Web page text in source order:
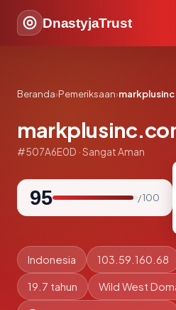
DnastyjaTrust
Beranda›Pemeriksaan›
#507A6E0D · Sangat Aman
95 / 100
Indonesia 103.59.160.68
19.7 tahun Wild West